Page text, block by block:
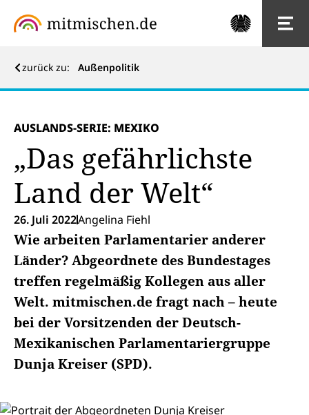
zurück zu: Außenpolitik
AUSLANDS-SERIE: MEXIKO
„Das gefährlichste
Land der Welt“
26. Juli 2022Angelina Fiehl
Wie arbeiten Parlamentarier anderer
Länder? Abgeordnete des Bundestages
treffen regelmäßig Kollegen aus aller
Welt. mitmischen.de fragt nach – heute
bei der Vorsitzenden der Deutsch-
Mexikanischen Parlamentariergruppe
Dunja Kreiser (SPD).